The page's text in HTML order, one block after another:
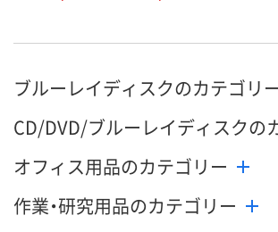
ブルーレイディスクのカテゴリ
CD/DVD/ブルーレイディスクの
オフィス用品のカテゴリー
作業・研究用品のカテゴリー